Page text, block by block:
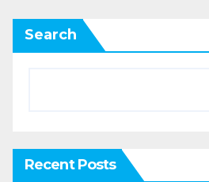
Search
Recent Posts